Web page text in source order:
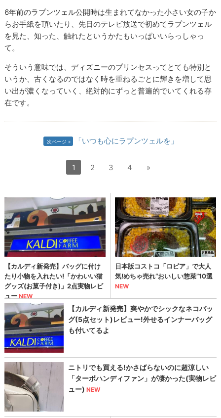
6年前のラプンツェル公開時は生まれてなかった小さい女の子か
らお手紙を頂いたり、先日のテレビ放送で初めてラプンツェル
を見た、知った、触れたというかたもいっぱいいらっしゃっ
て。
そういう意味では、ディズニーのプリンセスってとても特別と
いうか、古くなるのではなく時を重ねるごとに輝きを増して思
い出が濃くなっていく、絶対的にずっと普遍的でいてくれる存
在です。
次ページ 「いつも心にラプンツェルを」
1 2 3 4 »